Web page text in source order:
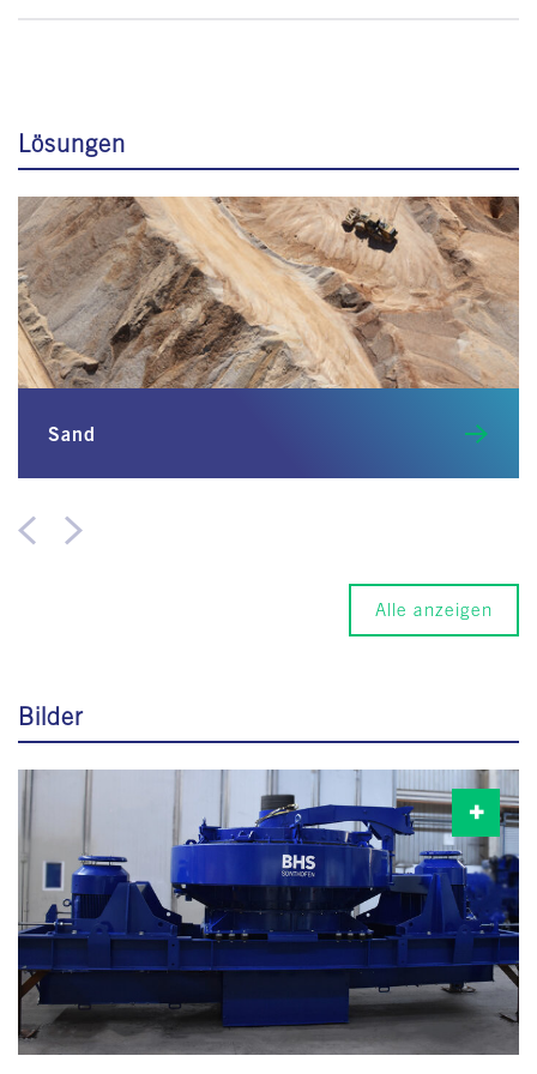
Lösungen
Sand
Alle anzeigen
Bilder